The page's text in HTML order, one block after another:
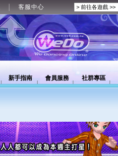
客服中心
新手指南 會員服務 社群專區